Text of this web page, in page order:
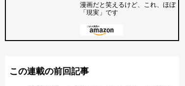
漫画だと笑えるけど、これ、ほぼ
「現実」です
この連載の前回記事